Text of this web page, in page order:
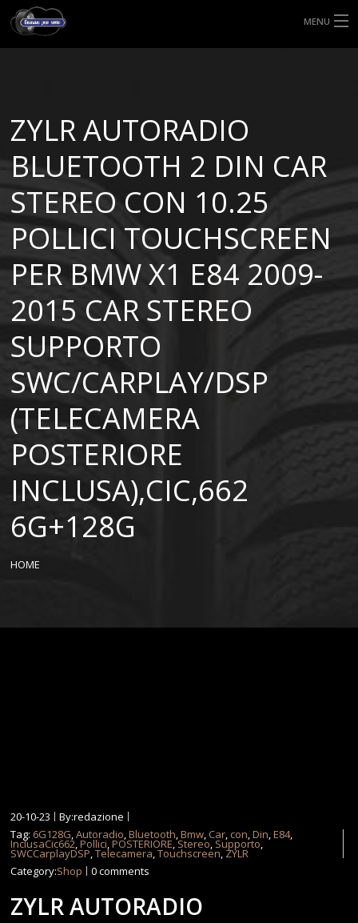
MENU
MISURE GOMME
BLOG
SHOP
ZYLR AUTORADIO
BLUETOOTH 2 DIN CAR
STEREO CON 10.25
POLLICI TOUCHSCREEN
PER BMW X1 E84 2009-
2015 CAR STEREO
SUPPORTO
SWC/CARPLAY/DSP
(TELECAMERA
POSTERIORE
INCLUSA),CIC,662
6G+128G
HOME
20-10-23
By:redazione
Tag: 6G128G,Autoradio,Bluetooth,Bmw, Car, con,Din,E84,
InclusaCic662,Pollici,POSTERIORE,Stereo, Supporto,
SWCCarplayDSP,Telecamera,Touchscreen, ZYLR
Category:Shop 0 comments
ZYLR AUTORADIO